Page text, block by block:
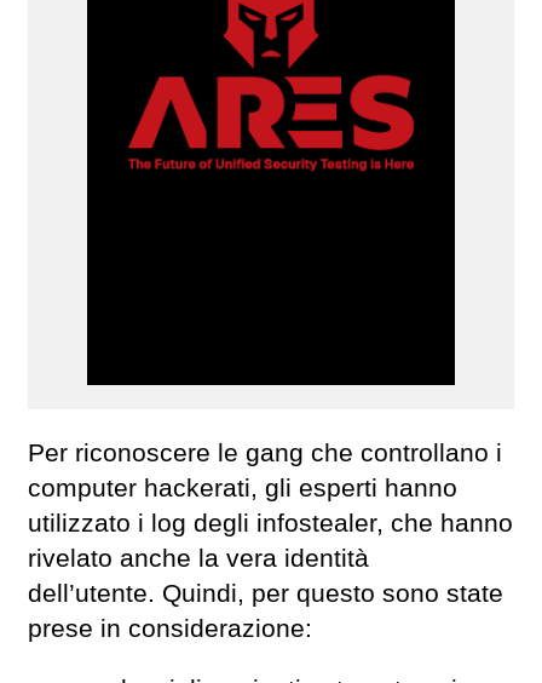
Per riconoscere le gang che controllano i
computer hackerati, gli esperti hanno
utilizzato i log degli infostealer, che hanno
rivelato anche la vera identità
dell’utente. Quindi, per questo sono state
prese in considerazione: